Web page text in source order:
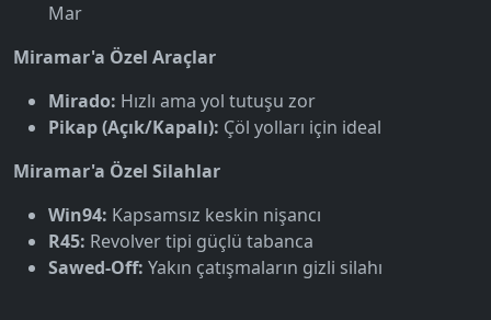
Mar
Miramar'a Özel Araçlar
Mirado: Hızlı ama yol tutuşu zor
Pikap (Açık/Kapalı): Çöl yolları için ideal
Miramar'a Özel Silahlar
Win94: Kapsamsız keskin nişancı
R45: Revolver tipi güçlü tabanca
Sawed-Off: Yakın çatışmaların gizli silahı